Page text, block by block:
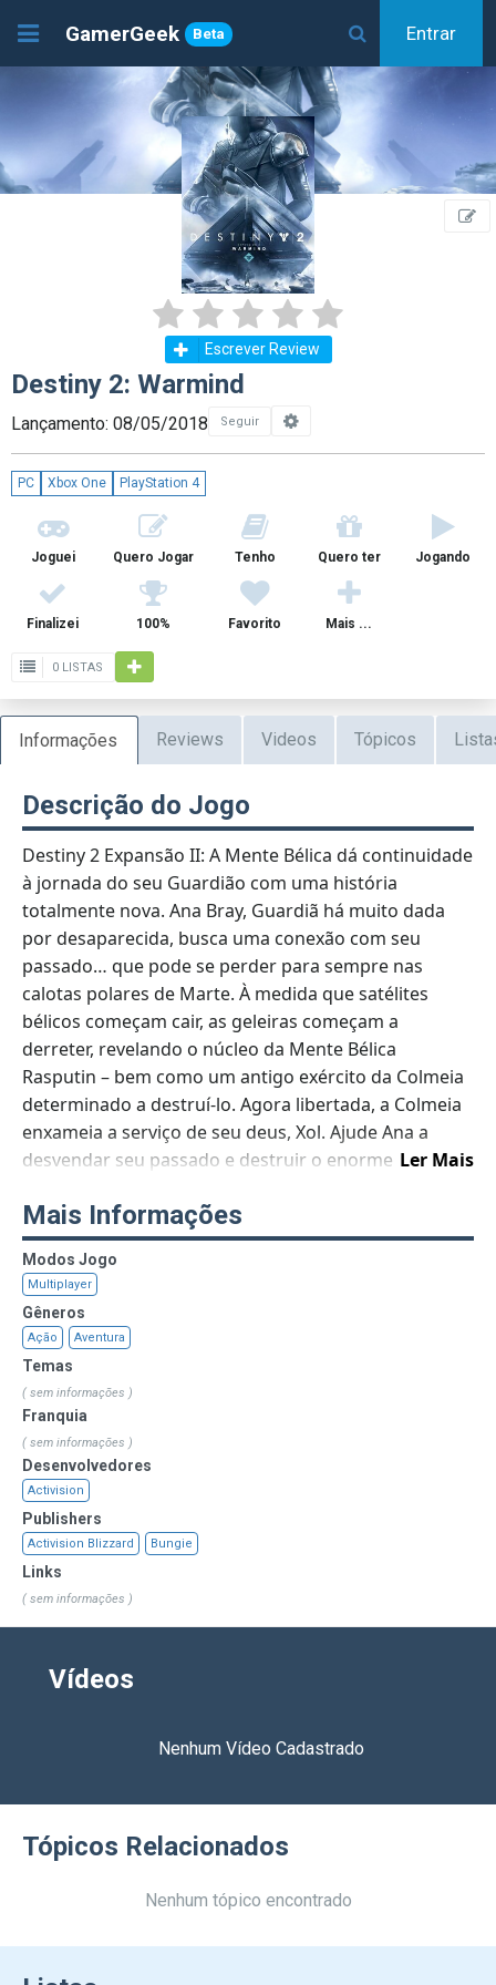
GamerGeek Beta Entrar
Escrever Review
Destiny 2: Warmind
Lançamento: 08/05/2018 Seguir
PC Xbox One PlayStation 4
Joguei Quero Jogar Tenho Quero ter Jogando
Finalizei 100% Favorito Mais ...
0 LISTAS
Informações Reviews Videos Tópicos
Descrição do Jogo
Ler Mais
Destiny 2 Expansão II: A Mente Bélica dá continuidade
à jornada do seu Guardião com uma história
totalmente nova. Ana Bray, Guardiã há muito dada
por desaparecida, busca uma conexão com seu
passado… que pode se perder para sempre nas
calotas polares de Marte. À medida que satélites
bélicos começam cair, as geleiras começam a
derreter, revelando o núcleo da Mente Bélica
Rasputin – bem como um antigo exército da Colmeia
determinado a destruí-lo. Agora libertada, a Colmeia
enxameia a serviço de seu deus, Xol. Ajude Ana a
desvendar seu passado e destruir o enorme deus
Destaques:
- Novo antro de incursão: Pináculo Estelar
- Novas armas, armaduras e equipamentos temáticos
- Nova atividade rotineira: Protocolo Agravamento
- Nova arma-relíquia: o dardo Valquíria
- Novos assaltos
- Novas missões de história e aventuras
- Novo destino nas calotas polares de Marte
- Acesso a arenas multijogador em partidas privadas
Mais Informações
Modos Jogo
Multiplayer
Gêneros
Ação Aventura
Temas
( sem informações )
Franquia
( sem informações )
Desenvolvedores
Activision
Publishers
Activision Blizzard Bungie
Links
( sem informações )
Vídeos
Nenhum Vídeo Cadastrado
Tópicos Relacionados
Nenhum tópico encontrado